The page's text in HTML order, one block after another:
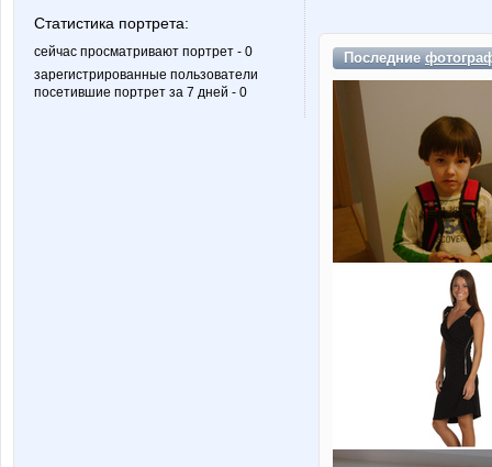
Статистика портрета:
сейчас просматривают портрет - 0
зарегистрированные пользователи
посетившие портрет за 7 дней - 0
Последние